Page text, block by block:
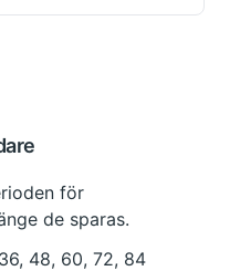
för
de sparas.
48, 60, 72, 84